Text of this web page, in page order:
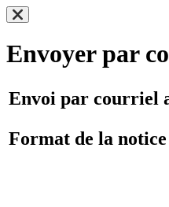
Envoyer par
Envoi par courriel
Format de la